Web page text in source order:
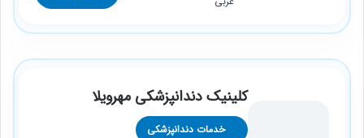
کلینیک دندانپزشکی مهرویلا
خدمات دندانپزشکی